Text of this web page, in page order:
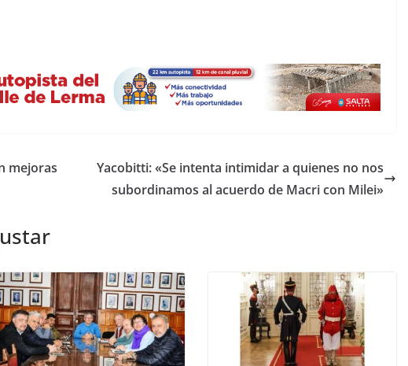
mejoras
Yacobitti: «Se intenta intimidar a quienes no nos
subordinamos al acuerdo de Macri con Milei»